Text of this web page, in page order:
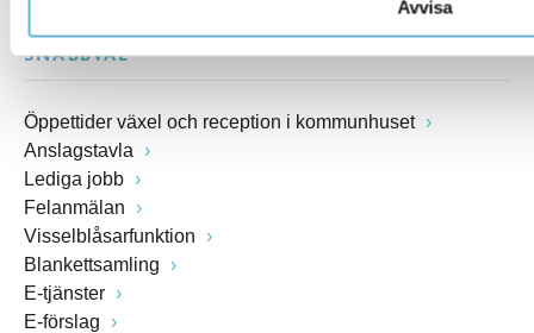
Avvisa
SNABBVAL
Öppettider växel och reception i kommunhuset
Anslagstavla
Lediga jobb
Felanmälan
Visselblåsarfunktion
Blankettsamling
E-tjänster
E-förslag